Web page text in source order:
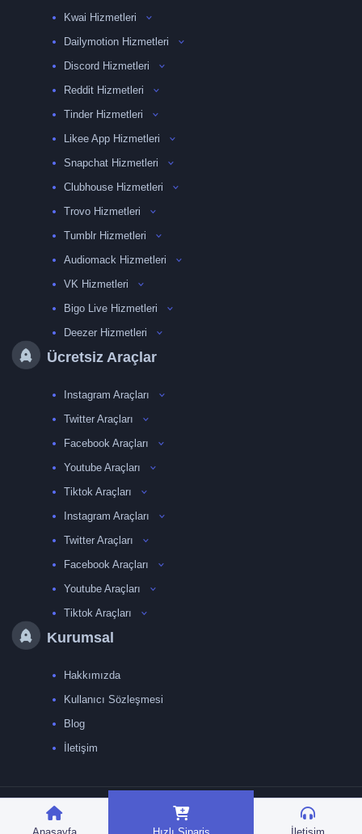
Kwai Hizmetleri
Dailymotion Hizmetleri
Discord Hizmetleri
Reddit Hizmetleri
Tinder Hizmetleri
Likee App Hizmetleri
Snapchat Hizmetleri
Clubhouse Hizmetleri
Trovo Hizmetleri
Tumblr Hizmetleri
Audiomack Hizmetleri
VK Hizmetleri
Bigo Live Hizmetleri
Deezer Hizmetleri
Ücretsiz Araçlar
Instagram Araçları
Twitter Araçları
Facebook Araçları
Youtube Araçları
Tiktok Araçları
Instagram Araçları
Twitter Araçları
Facebook Araçları
Youtube Araçları
Tiktok Araçları
Kurumsal
Hakkımızda
Kullanıcı Sözleşmesi
Blog
İletişim
TRMedya 2026 © Tüm
hakları saklıdır.